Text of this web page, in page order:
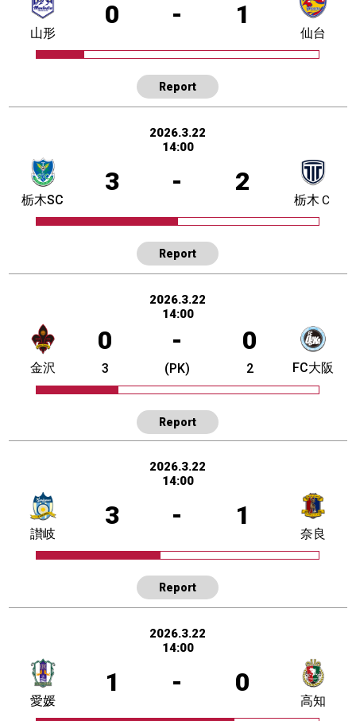
0 - 1
山形 仙台
Report
2026.3.22
14:00
3 - 2
栃木SC 栃木Ｃ
Report
2026.3.22
14:00
0 - 0
金沢 3 (PK) 2 FC大阪
Report
2026.3.22
14:00
3 - 1
讃岐 奈良
Report
2026.3.22
14:00
1 - 0
愛媛 高知